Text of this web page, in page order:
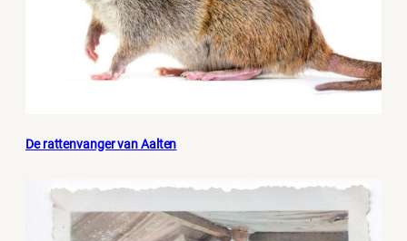
De rattenvanger van Aalten